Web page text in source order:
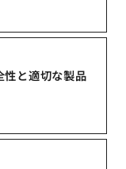
性と適切な製品